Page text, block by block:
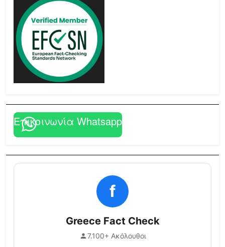
Επικοινωνία Whatsapp
f
Greece Fact Check
7.100+ Ακόλουθοι